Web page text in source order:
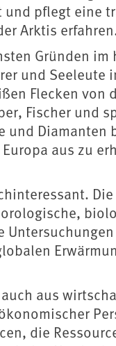
pflegt eine
Arktis
Gründen im
und Seeleute
Flecken von
Fischer und
Diamanten
aus zu
aus
die